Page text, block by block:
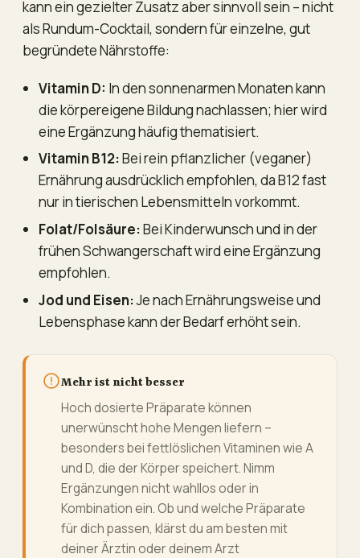
kann ein gezielter Zusatz aber sinnvoll sein – nicht
als Rundum-Cocktail, sondern für einzelne, gut
begründete Nährstoffe:
Vitamin D: In den sonnenarmen Monaten kann
die körpereigene Bildung nachlassen; hier wird
eine Ergänzung häufig thematisiert.
Vitamin B12:Bei rein pflanzlicher (veganer)
Ernährung ausdrücklich empfohlen, da B12 fast
nur in tierischen Lebensmitteln vorkommt.
Folat/Folsäure:Bei Kinderwunsch und in der
frühen Schwangerschaft wird eine Ergänzung
empfohlen.
Jod und Eisen:Je nach Ernährungsweise und
Lebensphase kann der Bedarf erhöht sein.
Mehr ist nicht besser
Hoch dosierte Präparate können
unerwünscht hohe Mengen liefern –
besonders bei fettlöslichen Vitaminen wie A
und D, die der Körper speichert. Nimm
Ergänzungen nicht wahllos oder in
Kombination ein. Ob und welche Präparate
für dich passen, klärst du am besten mit
deiner Ärztin oder deinem Arzt